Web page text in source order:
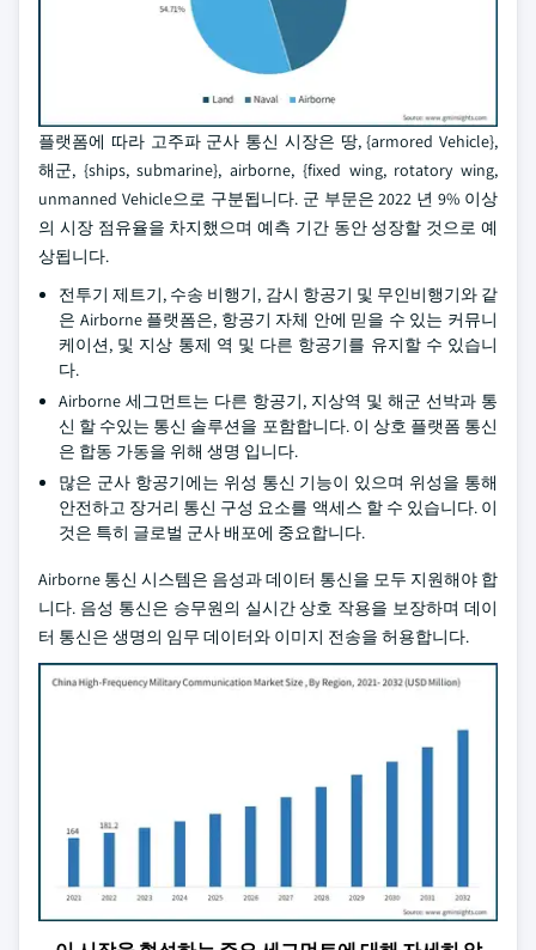
플랫폼에 따라 고주파 군사 통신 시장은 땅, {armored Vehicle},
해군, {ships, submarine}, airborne, {fixed wing, rotatory wing,
unmanned Vehicle으로 구분됩니다. 군 부문은 2022 년 9% 이상
의 시장 점유율을 차지했으며 예측 기간 동안 성장할 것으로 예
상됩니다.
전투기 제트기, 수송 비행기, 감시 항공기 및 무인비행기와 같
은 Airborne 플랫폼은, 항공기 자체 안에 믿을 수 있는 커뮤니
케이션, 및 지상 통제 역 및 다른 항공기를 유지할 수 있습니
다.
Airborne 세그먼트는 다른 항공기, 지상역 및 해군 선박과 통
신 할 수있는 통신 솔루션을 포함합니다. 이 상호 플랫폼 통신
은 합동 가동을 위해 생명 입니다.
많은 군사 항공기에는 위성 통신 기능이 있으며 위성을 통해
안전하고 장거리 통신 구성 요소를 액세스 할 수 있습니다. 이
것은 특히 글로벌 군사 배포에 중요합니다.
Airborne 통신 시스템은 음성과 데이터 통신을 모두 지원해야 합
니다. 음성 통신은 승무원의 실시간 상호 작용을 보장하며 데이
터 통신은 생명의 임무 데이터와 이미지 전송을 허용합니다.